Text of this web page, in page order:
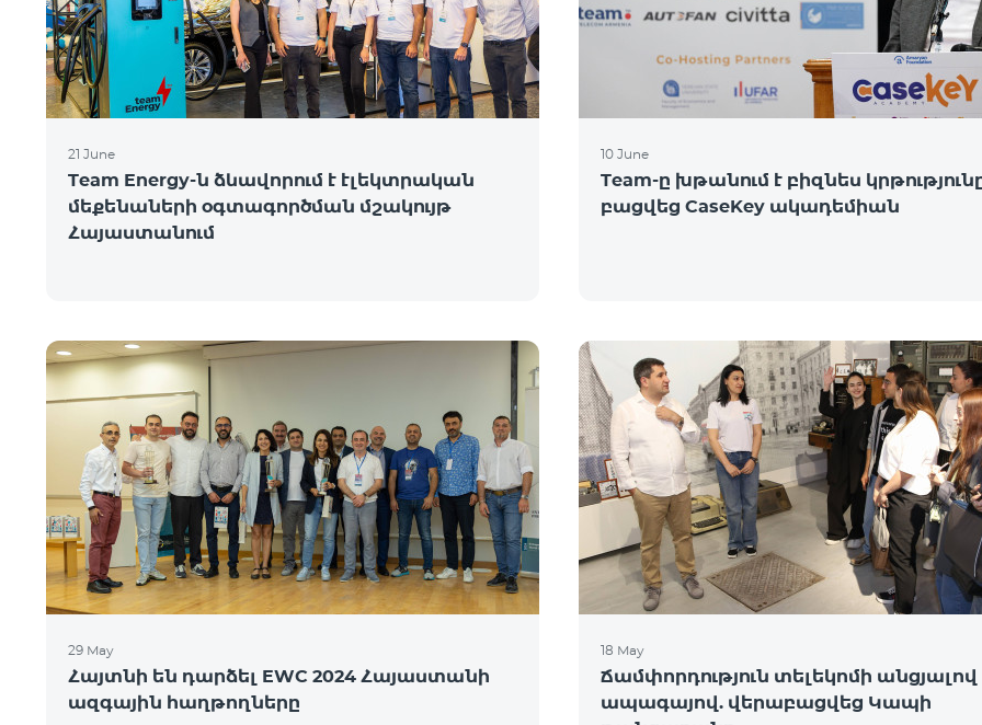
21 June
Team Energy-ն ձևավորում է էլեկտրական
մեքենաների օգտագործման մշակույթ
Հայաստանում
10 June
Team-ը խթանում է բիզնես
բացվեց CaseKey ակադեմիան
29 May
Հայտնի են դարձել EWC 2024 Հայաստանի
ազգային հաղթողները
18 May
Ճամփորդություն տելեկոմի անցյալով
ապագայով. վերաբացվեց Կապի